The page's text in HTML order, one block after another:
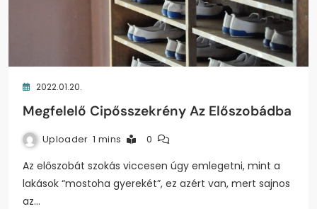
2022.01.20.
Megfelelő Cipősszekrény Az Előszobádba
Uploader 1 mins 0
Az előszobát szokás viccesen úgy emlegetni, mint a
lakások “mostoha gyerekét”, ez azért van, mert sajnos
az…